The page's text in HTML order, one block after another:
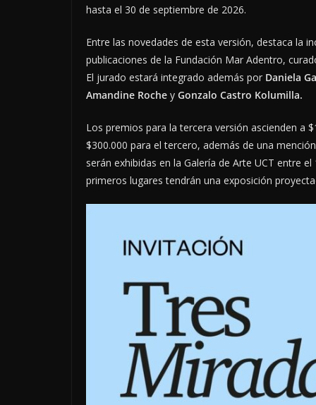
hasta el 30 de septiembre de 2026.
Entre las novedades de esta versión, destaca la
publicaciones de la Fundación Mar Adentro,
El jurado estará integrado además por Daniela
Amandine Roche y Gonzalo Castro Kolumilla.
Los premios para la tercera versión ascienden a
$300.000 para el tercero, además de una
serán exhibidas en la Galería de Arte UCT entre
primeros lugares tendrán una exposición